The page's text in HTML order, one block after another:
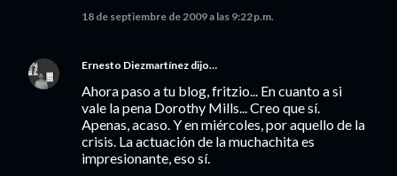
18 de septiembre de 2009 a las 9:22 p.m.
Ernesto Diezmartínez dijo…
Ahora paso a tu blog, fritzio... En cuanto a si
vale la pena Dorothy Mills... Creo que sí.
Apenas, acaso. Y en miércoles, por aquello de la
crisis. La actuación de la muchachita es
impresionante, eso sí.